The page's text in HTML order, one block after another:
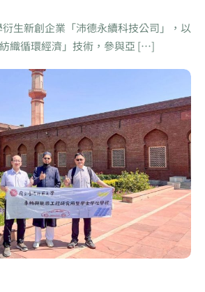
生新創企業「沛德永續科技公司」，以
織循環經濟」技術，參與亞 […]